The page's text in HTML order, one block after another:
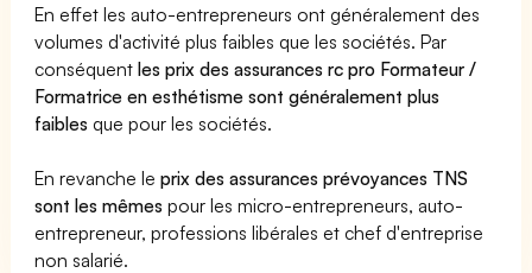
En effet les auto-entrepreneurs ont généralement des
volumes d'activité plus faibles que les sociétés. Par
conséquentles prix des assurances rc pro Formateur /
Formatrice en esthétisme sont généralement plus
faibles que pour les sociétés.
En revanche leprix des assurances prévoyances TNS
sont les mêmes pour les micro-entrepreneurs, auto-
entrepreneur, professions libérales et chef d'entreprise
non salarié.